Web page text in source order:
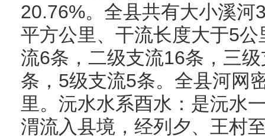
20.76%。全县共有大小溪
平方公里、干流长度大于5
流6条，二级支流16条，三
条，5级支流5条。全县河网
里。沅水水系酉水：是沅水
渭流入县境，经列夕、王村